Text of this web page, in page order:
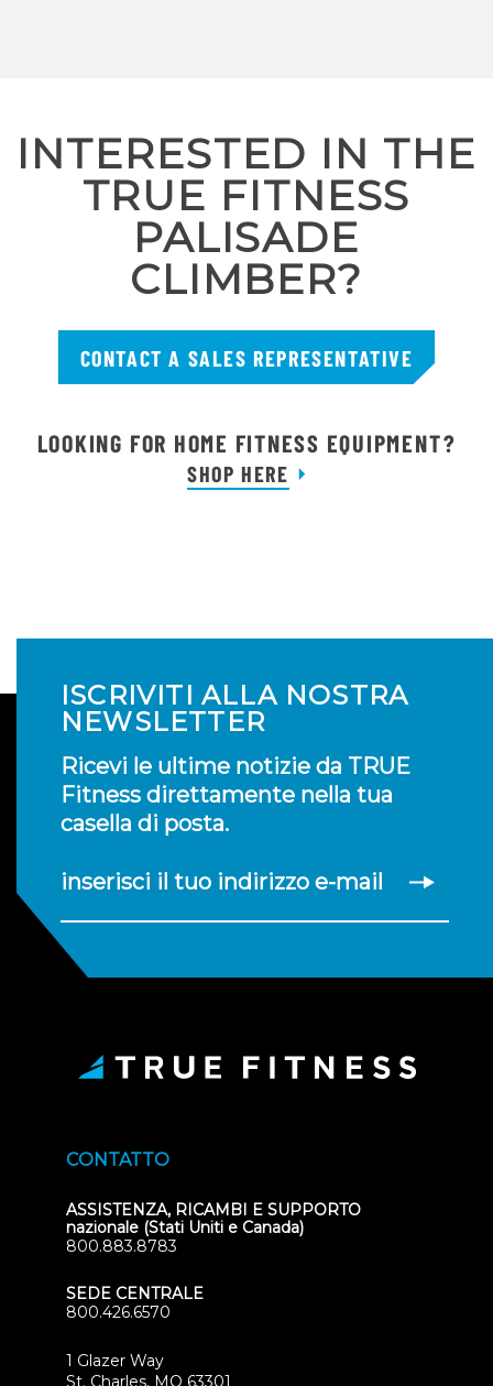
INTERESTED IN THE
TRUE FITNESS
PALISADE
CLIMBER?
CONTACT A SALES REPRESENTATIVE
LOOKING FOR HOME FITNESS EQUIPMENT?
SHOP HERE
ISCRIVITI ALLA NOSTRA
NEWSLETTER
Ricevi le ultime notizie da TRUE
Fitness direttamente nella tua
casella di posta.
inserisci il tuo indirizzo e-mail
CONTATTO
ASSISTENZA, RICAMBI E SUPPORTO
nazionale (Stati Uniti e Canada)
800.883.8783
SEDE CENTRALE
800.426.6570
1 Glazer Way
St. Charles, MO 63301